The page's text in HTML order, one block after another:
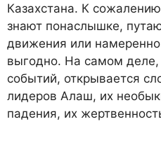
Казахстана. К
знают понаслышке,
движения или
выгодно. На самом деле,
событий, открывается
лидеров Алаш, их
падения, их